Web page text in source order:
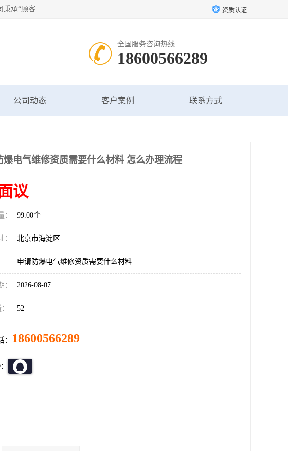
北京茗瀚企业管理咨询有限公司（18513065501.b2b168.com）空调制冷维修资质,油烟管道清洗资质,清洗行业资质公司秉承“顾客至上，锐意进缺的经营理念，我们提供高质量的产品，坚持“客户”的原则为广大客户提供贴心服务。如果你对公司的产品感兴趣，可以联系高经理，我们会用好的产品和服务让您满意。 资质认证
全国服务咨询热线:
18600566289
公司动态 客户案例 联系方式
爆电气维修资质需要什么材料 怎么办理流程
议
： 99.00个
： 北京市海淀区
申请防爆电气维修资质需要什么材料
： 2026-08-07
52
： 18600566289